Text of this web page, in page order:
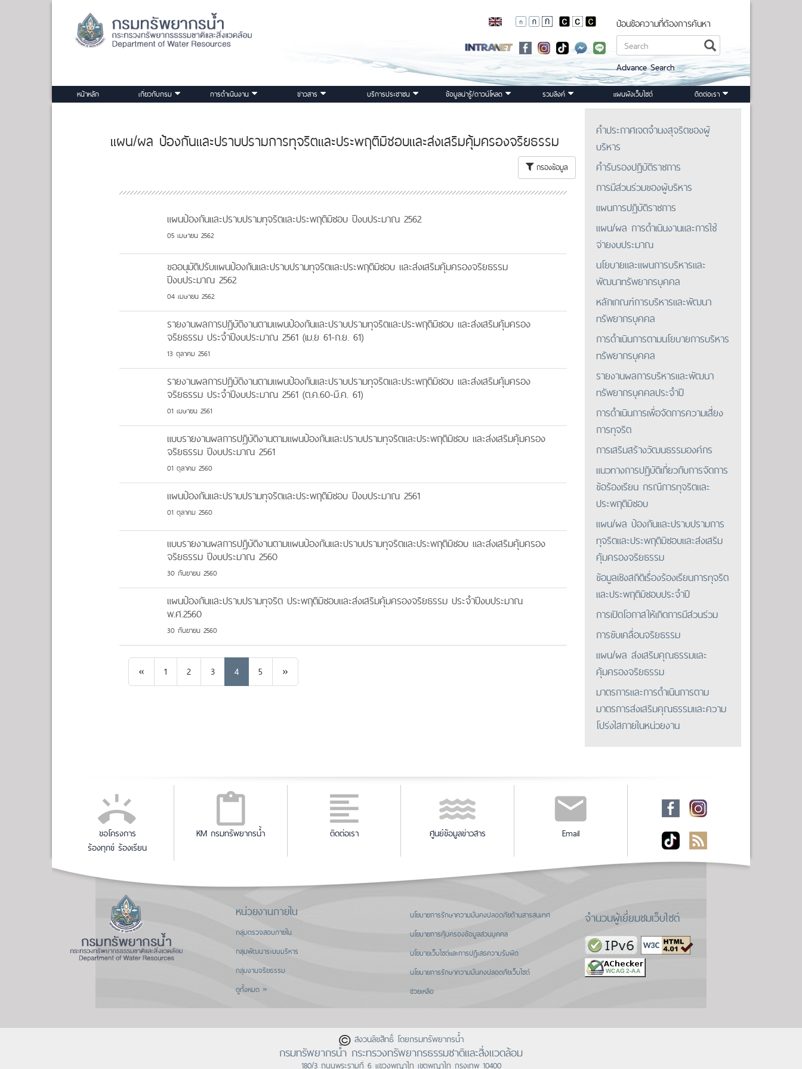
ป้อนข้อความที่ต้องการค้นหา
Advance Search
หน้าหลัก เกี่ยวกับกรม การดำเนินงาน ข่าวสาร บริการประชาชน ข้อมูลน่ารู้/ดาวน์โหลด รวมลิงค์ แผนผังเว็บไซต์ ติดต่อเรา
แผน/ผล ป้องกันและปราบปรามการทุจริตและประพฤติมิชอบและส่งเสริมคุ้มครองจริยธรรม
กรองข้อมูล
แผนป้องกันและปราบปรามทุจริตและประพฤติมิชอบ ปีงบประมาณ 2562
05 เมษายน 2562
ขออนุมัติปรับแผนป้องกันและปราบปรามทุจริตและประพฤติมิชอบ และส่งเสริมคุ้มครองจริยธรรม
ปีงบประมาณ 2562
04 เมษายน 2562
รายงานผลการปฏิบัติงานตามแผนป้องกันและปราบปรามทุจริตและประพฤติมิชอบ และส่งเสริมคุ้มครอง
จริยธรรม ประจำปีงบประมาณ 2561 (เม.ย 61-ก.ย. 61)
13 ตุลาคม 2561
รายงานผลการปฏิบัติงานตามแผนป้องกันและปราบปรามทุจริตและประพฤติมิชอบ และส่งเสริมคุ้มครอง
จริยธรรม ประจำปีงบประมาณ 2561 (ต.ค.60-มี.ค. 61)
01 เมษายน 2561
แบบรายงานผลการปฏิบัติงานตามแผนป้องกันและปราบปรามทุจริตและประพฤติมิชอบ และส่งเสริมคุ้มครอง
จริยธรรม ปีงบประมาณ 2561
01 ตุลาคม 2560
แผนป้องกันและปราบปรามทุจริตและประพฤติมิชอบ ปีงบประมาณ 2561
01 ตุลาคม 2560
แบบรายงานผลการปฏิบัติงานตามแผนป้องกันและปราบปรามทุจริตและประพฤติมิชอบ และส่งเสริมคุ้มครอง
จริยธรรม ปีงบประมาณ 2560
30 กันยายน 2560
แผนป้องกันและปราบปรามทุจริต ประพฤติมิชอบและส่งเสริมคุ้มครองจริยธรรม ประจำปีงบประมาณ
พ.ศ.2560
30 กันยายน 2560
«Previous1 2 3 4 5 »Next
คำประกาศเจตจำนงสุจริตของผู้
บริหาร
คำรับรองปฏิบัติราชการ
การมีส่วนร่วมของผู้บริหาร
แผนการปฏิบัติราชการ
แผน/ผล การดำเนินงานและการใช้
จ่ายงบประมาณ
นโยบายและแผนการบริหารและ
พัฒนาทรัพยากรบุคคล
หลักเกณฑ์การบริหารและพัฒนา
ทรัพยากรบุคคล
การดำเนินการตามนโยบายการบริหาร
ทรัพยากรบุคคล
รายงานผลการบริหารและพัฒนา
ทรัพยากรบุคคลประจำปี
การดำเนินการเพื่อจัดการความเสี่ยง
การทุจริต
การเสริมสร้างวัฒนธรรมองค์กร
แนวทางการปฏิบัติเกี่ยวกับการจัดการ
ข้อร้องเรียน กรณีการทุจริตและ
ประพฤติมิชอบ
แผน/ผล ป้องกันและปราบปรามการ
ทุจริตและประพฤติมิชอบและส่งเสริม
คุ้มครองจริยธรรม
ข้อมูลเชิงสถิติเรื่องร้องเรียนการทุจริต
และประพฤติมิชอบประจำปี
การเปิดโอกาสให้เกิดการมีส่วนร่วม
การขับเคลื่อนจริยธรรม
แผน/ผล ส่งเสริมคุณธรรมและ
คุ้มครองจริยธรรม
มาตรการและการดำเนินการตาม
มาตรการส่งเสริมคุณธรรมและความ
โปร่งใสภายในหน่วยงาน
ขอโครงการ
ร้องทุกข์ ร้องเรียน
KM กรมทรัพยากรน้ำ ติดต่อเรา ศูนย์ข้อมูลข่าวสาร Email
หน่วยงานภายใน
กลุ่มตรวจสอบภายใน
กลุ่มพัฒนาระบบบริหาร
กลุ่มงานจริยธรรม
ดูทั้งหมด »
นโยบายการรักษาความมั่นคงปลอดภัยด้านสารสนเทศ
นโยบายการคุ้มครองข้อมูลส่วนบุคคล
นโยบายเว็บไซต์และการปฏิเสธความรับผิด
นโยบายการรักษาความมั่นคงปลอดภัยเว็บไซต์
ช่วยเหลือ
จำนวนผู้เยี่ยมชมเว็บไซต์
สงวนลิขสิทธิ์ โดยกรมทรัพยากรน้ำ
กรมทรัพยากรน้ำ กระทรวงทรัพยากรธรรมชาติและสิ่งแวดล้อม
180/3 ถนนพระรามที่ 6 แขวงพญาไท เขตพญาไท กรุงเทพ 10400